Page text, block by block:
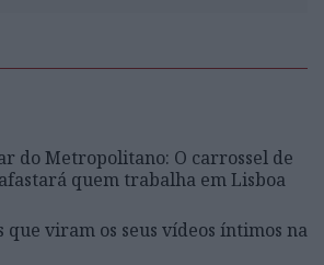
do Metropolitano: O carrossel de
quem trabalha em Lisboa
que viram os seus vídeos íntimos na